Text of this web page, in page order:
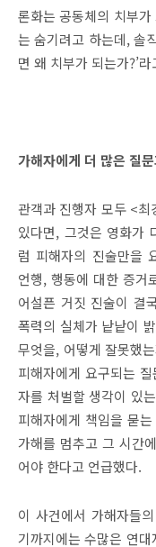
론화는 공동체의 치부
는 숨기려고 하는데,솔
면 왜 치부가 되는가?’라
가해자에게 더 많은 질
관객과 진행자 모두 <최
있다면, 그것은 영화가
럼 피해자의 진술만을
언행,행동에 대한 증거
어설픈 거짓 진술이 결
폭력의 실체가 낱낱이
무엇을, 어떻게 잘못했
피해자에게 요구되는 질
자를 처벌할 생각이 있
피해자에게 책임을 묻
가해를 멈추고 그 시간
어야 한다고 언급했다.
이 사건에서 가해자들
기까지에는 수많은 연